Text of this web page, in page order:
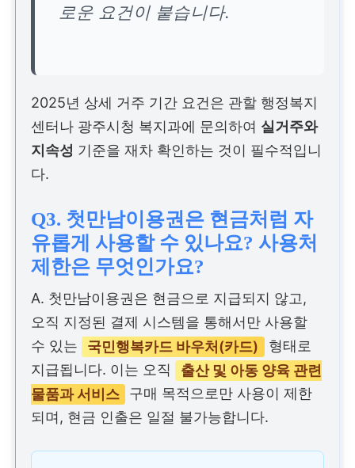
로운 요건이 붙습니다.
2025년 상세 거주 기간 요건은 관할 행정복지
센터나 광주시청 복지과에 문의하여 실거주와
지속성 기준을 재차 확인하는 것이 필수적입니
다.
Q3. 첫만남이용권은 현금처럼 자
유롭게 사용할 수 있나요? 사용처
제한은 무엇인가요?
A. 첫만남이용권은 현금으로 지급되지 않고,
오직 지정된 결제 시스템을 통해서만 사용할
수 있는
국민행복카드 바우처(카드)
형태로
지급됩니다. 이는 오직
출산 및 아동 양육 관련
물품과 서비스
구매 목적으로만 사용이 제한
되며, 현금 인출은 일절 불가능합니다.